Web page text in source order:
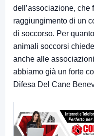
dell’associazione, che
raggiungimento di un
di soccorso. Per
animali soccorsi
anche alle
abbiamo già un forte
Difesa Del Cane